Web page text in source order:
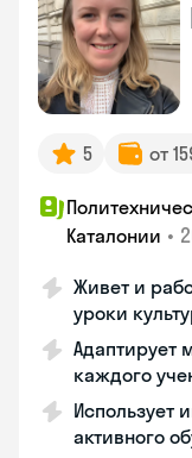
5 от
Каталонии •
Живет и
уроки
Адаптирует
каждого
Использует
активного